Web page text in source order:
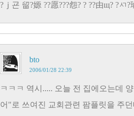
?ｊ굔 留?嫄 ??愿???怨? ? ??由щ? ?ㅺ?
bto
2006/01/28 22:39
ㅋㅋㅋ 역시..... 오늘 전 집에오는데
어"로 쓰여진 교회관련 팜플릿을 주